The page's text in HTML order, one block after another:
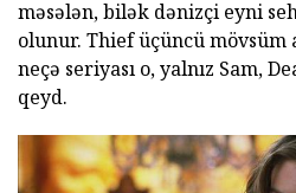
məsələn, bilək dənizçi eyni
olunur. Thief üçüncü
neçə seriyası o, yalnız Sam,
qeyd.